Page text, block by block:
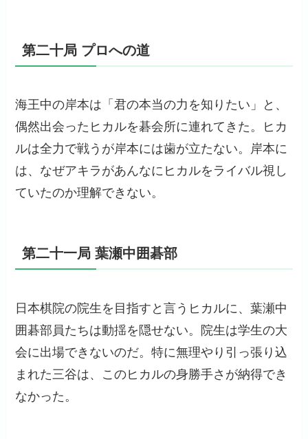
第二十局 プロへの道
海王中の岸本は「君の本当の力を知りたい」と、
偶然出会ったヒカルを碁会所に連れてきた。ヒカ
ルは全力で戦うが岸本には歯が立たない。岸本に
は、なぜアキラがあんなにヒカルをライバル視し
ていたのか理解できない。
第二十一局 葉瀬中囲碁部
日本棋院の院生を目指すと言うヒカルに、葉瀬中
囲碁部員たちは動揺を隠せない。院生は学生の大
会に出場できないのだ。特に無理やり引っ張り込
まれた三谷は、このヒカルの身勝手さが納得でき
なかった。